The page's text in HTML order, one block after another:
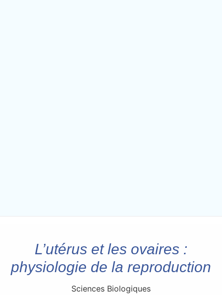
L’utérus et les ovaires :
physiologie de la reproduction
Sciences Biologiques